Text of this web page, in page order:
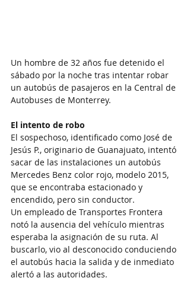
Un hombre de 32 años fue detenido el
sábado por la noche tras intentar robar
un autobús de pasajeros en la Central de
Autobuses de Monterrey.
El intento de robo
El sospechoso, identificado como José de
Jesús P., originario de Guanajuato, intentó
sacar de las instalaciones un autobús
Mercedes Benz color rojo, modelo 2015,
que se encontraba estacionado y
encendido, pero sin conductor.
Un empleado de Transportes Frontera
notó la ausencia del vehículo mientras
esperaba la asignación de su ruta. Al
buscarlo, vio al desconocido conduciendo
el autobús hacia la salida y de inmediato
alertó a las autoridades.